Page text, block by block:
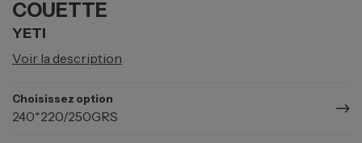
COUETTE
YETI
Voir la description
Choisissez option
240*220/250GRS